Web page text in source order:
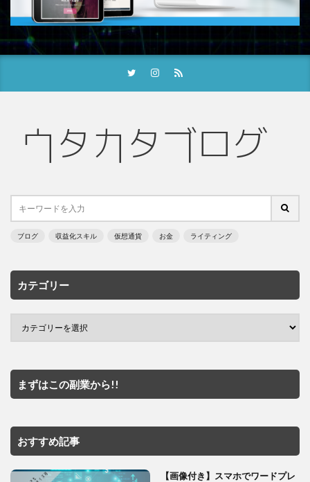
ブログ 収益化スキル 仮想通貨 お金 ライティング
カテゴリー
まずはこの副業から!!
おすすめ記事
【画像付き】スマホでワードプレ